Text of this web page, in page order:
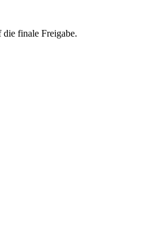
finale Freigabe.